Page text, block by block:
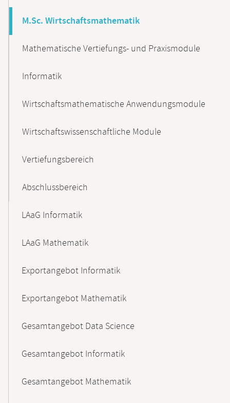
M.Sc. Wirtschaftsmathematik
Mathematische Vertiefungs- und Praxismodule
Informatik
Wirtschaftsmathematische Anwendungsmodule
Wirtschaftswissenschaftliche Module
Vertiefungsbereich
Abschlussbereich
LAaG Informatik
LAaG Mathematik
Exportangebot Informatik
Exportangebot Mathematik
Gesamtangebot Data Science
Gesamtangebot Informatik
Gesamtangebot Mathematik